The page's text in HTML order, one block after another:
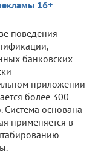
16+
поведения
банковских
приложении
более 300
основана
применяется в